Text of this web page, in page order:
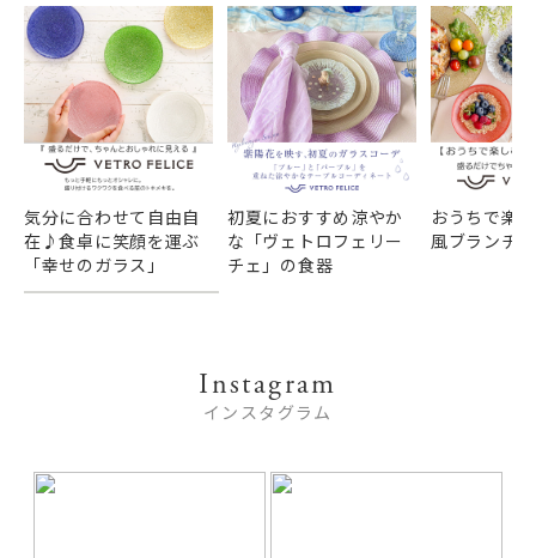
気分に合わせて自由自
在♪食卓に笑顔を運ぶ
「幸せのガラス」
初夏におすすめ涼やか
な「ヴェトロフェリー
チェ」の食器
おうちで楽
風ブランチ
Instagram
インスタグラム